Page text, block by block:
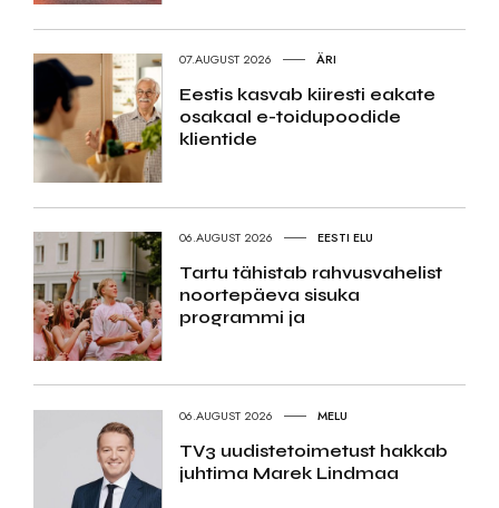
07.AUGUST 2026 ÄRI
Eestis kasvab kiiresti eakate
osakaal e-toidupoodide
klientide
06.AUGUST 2026 EESTI ELU
Tartu tähistab rahvusvahelist
noortepäeva sisuka
programmi ja
06.AUGUST 2026 MELU
TV3 uudistetoimetust hakkab
juhtima Marek Lindmaa